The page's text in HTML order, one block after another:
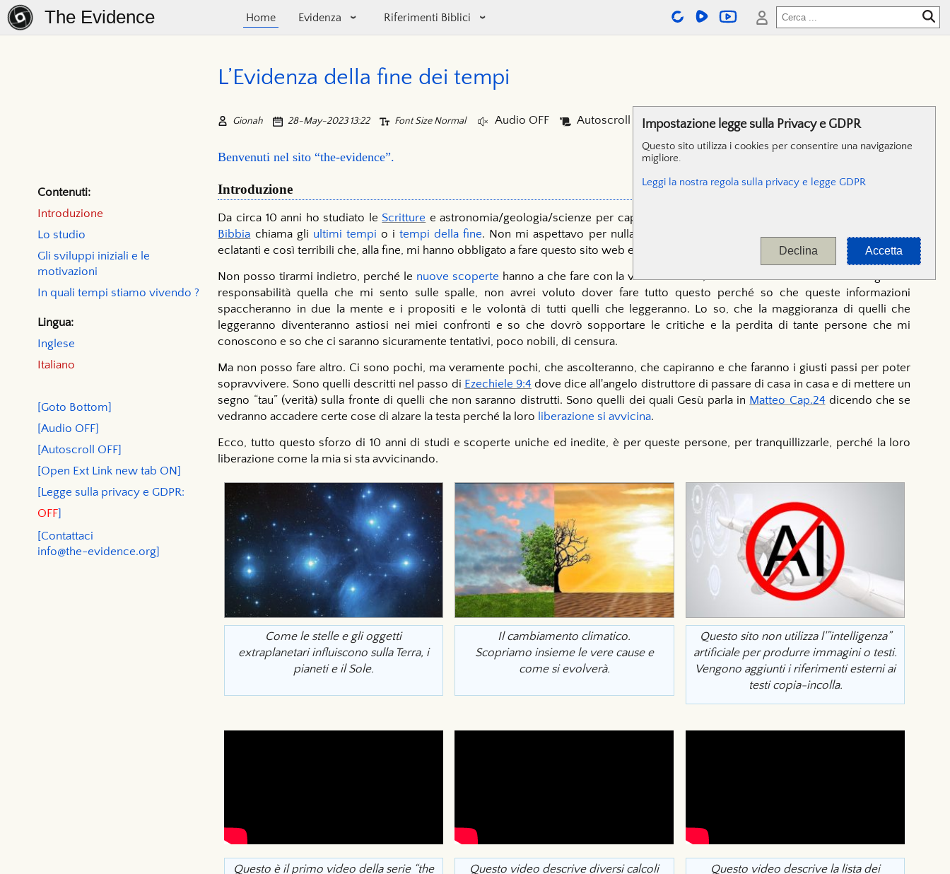
The Evidence Home Evidenza Riferimenti Biblici
Contenuti:
Introduzione
Lo studio
Gli sviluppi iniziali e le
motivazioni
In quali tempi stiamo vivendo ?
Lingua:
Inglese
Italiano
[Goto Bottom]
[Audio OFF]
[Autoscroll OFF]
[Open Ext Link new tab ON]
[Legge sulla privacy e GDPR:
OFF]
[Contattaci
info@the-evidence.org]
L’Evidenza della fine dei tempi
Gionah 28-May-2023 13:22 Font Size Normal Audio OFF Autoscroll OFF
Benvenuti nel sito “the-evidence”.
Introduzione
Da circa 10 anni ho studiato le Scritture e astronomia/geologia/scienze per capire se siamo realmente nel periodo di tempo che la
Bibbia chiama gli ultimi tempi o itempi della fine. Non mi aspettavo per nulla che alla fine avrei scoperto dei segreti e cose così
eclatanti e così terribili che, alla fine, mi hanno obbligato a fare questo sito web e scrivere tutto.
Non posso tirarmi indietro, perché le nuove scoperte hanno a che fare con la vita di tutti noi, col nostro futuro. Per cui è una grande
responsabilità quella che mi sento sulle spalle, non avrei voluto dover fare tutto questo perché so che queste informazioni
spaccheranno in due la mente e i propositi e le volontà di tutti quelli che leggeranno. Lo so, che la maggioranza di quelli che
leggeranno diventeranno astiosi nei miei confronti e so che dovrò sopportare le critiche e la perdita di tante persone che mi
conoscono e so che ci saranno sicuramente tentativi, poco nobili, di censura.
Ma non posso fare altro. Ci sono pochi, ma veramente pochi, che ascolteranno, che capiranno e che faranno i giusti passi per poter
sopravvivere. Sono quelli descritti nel passo di Ezechiele 9:4 dove dice all'angelo distruttore di passare di casa in casa e di mettere un
segno “tau” (verità) sulla fronte di quelli che non saranno distrutti. Sono quelli dei quali Gesù parla in Matteo Cap.24 dicendo che se
vedranno accadere certe cose di alzare la testa perché la loro liberazione si avvicina.
Ecco, tutto questo sforzo di 10 anni di studi e scoperte uniche ed inedite, è per queste persone, per tranquillizzarle, perché la loro
liberazione come la mia si sta avvicinando.
Come le stelle e gli oggetti
extraplanetari influiscono sulla Terra, i
pianeti e il Sole.
Il cambiamento climatico.
Scopriamo insieme le vere cause e
come si evolverà.
Questo sito non utilizza l'”intelligenza”
artificiale per produrre immagini o testi.
Vengono aggiunti i riferimenti esterni ai
testi copia-incolla.
Questo è il primo video della serie “the
Questo video descrive diversi calcoli
Questo video descrive la lista dei
Impostazione legge sulla Privacy e GDPR
Questo sito utilizza i cookies per consentire una navigazione
migliore.
Leggi la nostra regola sulla privacy e legge GDPR
Accetta
Declina